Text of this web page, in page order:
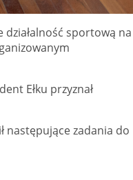
sportową na
Ełku przyznał
następujące zadania do